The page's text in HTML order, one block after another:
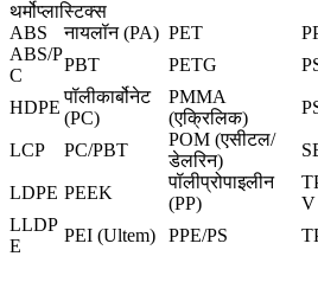
थर्मोप्लास्टिक्स
ABS
नायलॉन (PA) PET
ABS/P
C
PBT PETG
HDPE
पॉलीकार्बोनेट
(PC)
PMMA
(एक्रिलिक)
LCP
PC/PBT
POM (एसीटल/
डेलरिन)
LDPE PEEK
पॉलीप्रोपाइलीन
(PP)
V
LLDP
E
PEI (Ultem) PPE/PS